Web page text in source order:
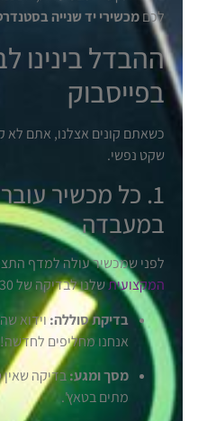
לכםמכשירי יד שנייה
ההבדל בינינו
בפייסבוק
כשאתם קונים אצלנו, אתם לא
שקט נפשי.
1. כל מכשיר
במעבדה
לפני שמכשיר עולה למדף
המקצועיתשלנו לבדיקה של 30 נקודות, הכוללת:
בדיקת סוללה:וידוא
אנחנו מחליפים
מסך ומגע:בדיקה שאין
מתים בטאץ'.